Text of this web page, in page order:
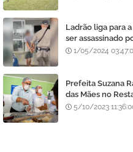
Ladrão liga para
ser assassinado
diz polícia
1/05/2024
Prefeita Suzana
das Mães no
5/10/2023